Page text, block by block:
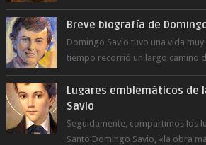
día le pide a Don Bosco...
Breve biografía de
Domingo Savio tuvo una vida
tiempo recorrió un largo camino
del Espíritu Santo y fr...
Lugares emblemáticos de
Savio
Seguidamente, compartimos los
Santo Domingo Savio, «la obra